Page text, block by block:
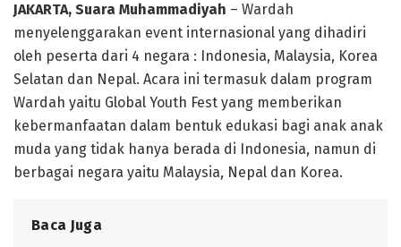
JAKARTA, Suara Muhammadiyah – Wardah
menyelenggarakan event internasional yang dihadiri
oleh peserta dari 4 negara : Indonesia, Malaysia, Korea
Selatan dan Nepal. Acara ini termasuk dalam program
Wardah yaitu Global Youth Fest yang memberikan
kebermanfaatan dalam bentuk edukasi bagi anak anak
muda yang tidak hanya berada di Indonesia, namun di
berbagai negara yaitu Malaysia, Nepal dan Korea.
Baca Juga